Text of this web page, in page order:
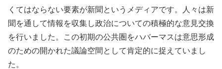
くてはならない要素が新聞というメディアです。人々は新
聞を通して情報を収集し政治についての積極的な意見交換
を行いました。この初期の公共圏をハバーマスは意思形成
のための開かれた議論空間として肯定的に捉えていまし
た。